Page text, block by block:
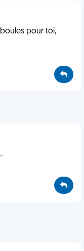
boules pour toi,